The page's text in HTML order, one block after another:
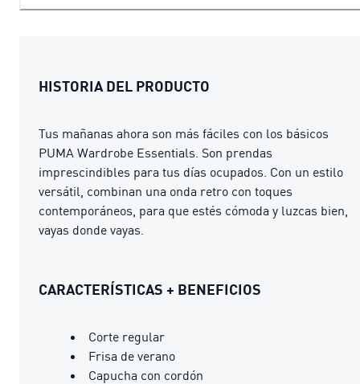
HISTORIA DEL PRODUCTO
Tus mañanas ahora son más fáciles con los básicos
PUMA Wardrobe Essentials. Son prendas
imprescindibles para tus días ocupados. Con un estilo
versátil, combinan una onda retro con toques
contemporáneos, para que estés cómoda y luzcas bien,
vayas donde vayas.
CARACTERÍSTICAS + BENEFICIOS
Corte regular
Frisa de verano
Capucha con cordón